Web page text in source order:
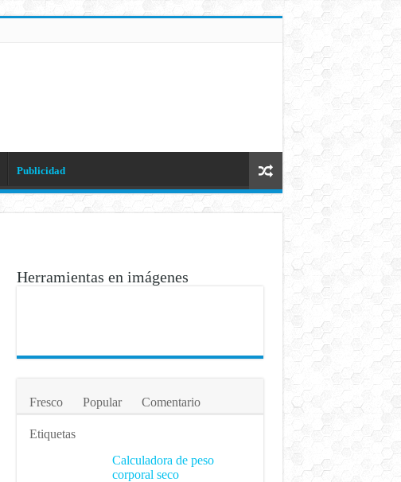
Publicidad
Herramientas en imágenes
Fresco Popular Comentario
Etiquetas
Calculadora de peso
corporal seco